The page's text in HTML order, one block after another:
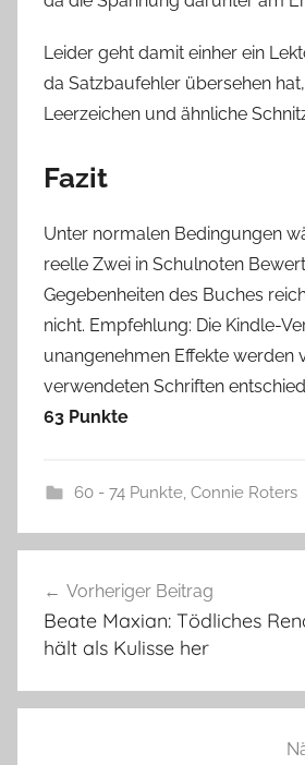
Leider geht damit einher ein
da Satzbaufehler übersehen
Leerzeichen und ähnliche
Fazit
Unter normalen Bedingungen
reelle Zwei in Schulnoten
Gegebenheiten des Buches
nicht. Empfehlung: Die Kindle-
unangenehmen Effekte werden
verwendeten Schriften
63 Punkte
60 - 74 Punkte, Connie Roters
Vorheriger Beitrag
Beate Maxian: Tödliches
hält als Kulisse her